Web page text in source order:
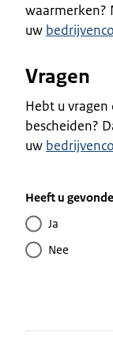
waarmerken?
uw
Vragen
Hebt u
bescheiden?
uw
Heeft u
Ja
Nee